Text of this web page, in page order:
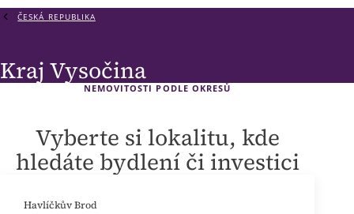
ČESKÁ REPUBLIKA
Kraj Vysočina
NEMOVITOSTI PODLE OKRESŮ
Vyberte si lokalitu, kde
hledáte bydlení či investici
Havlíčkův Brod